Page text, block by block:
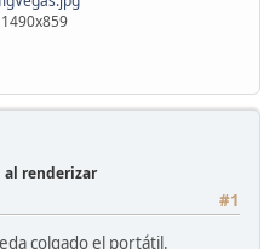
al renderizar
#1
colgado el portátil.